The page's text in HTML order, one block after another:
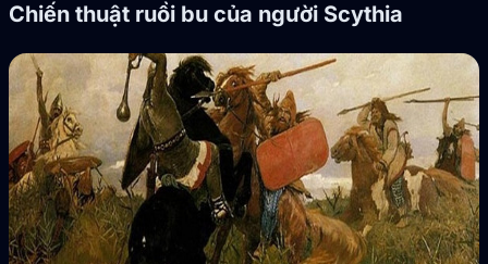
Chiến thuật ruồi bu của người Scythia